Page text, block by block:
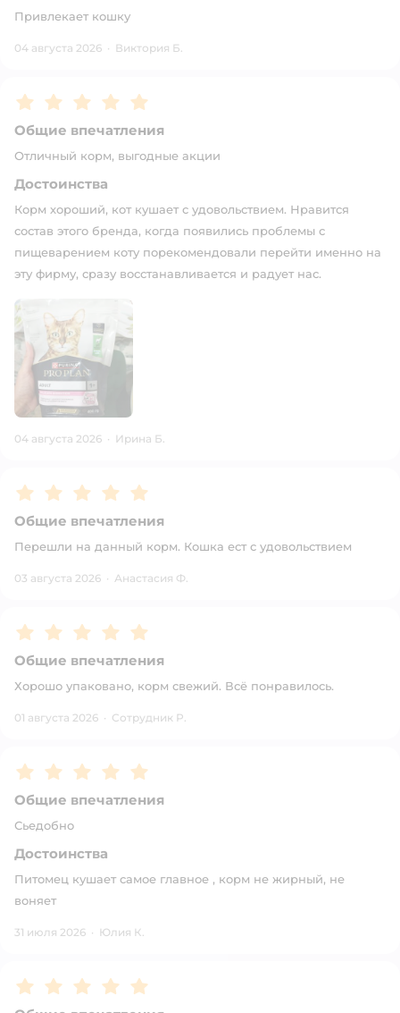
Привлекает кошку
04 августа 2026 · Виктория Б.
Рейтинг:5
Общие впечатления
Отличный корм, выгодные акции
Достоинства
Корм хороший, кот кушает с удовольствием. Нравится
состав этого бренда, когда появились проблемы с
пищеварением коту порекомендовали перейти именно на
эту фирму, сразу восстанавливается и радует нас.
04 августа 2026 · Ирина Б.
Рейтинг:5
Общие впечатления
Перешли на данный корм. Кошка ест с удовольствием
03 августа 2026 · Анастасия Ф.
Рейтинг:5
Общие впечатления
Хорошо упаковано, корм свежий. Всё понравилось.
01 августа 2026 · Сотрудник Р.
Рейтинг:5
Общие впечатления
Сьедобно
Достоинства
Питомец кушает самое главное , корм не жирный, не
воняет
31 июля 2026 · Юлия К.
Рейтинг:5